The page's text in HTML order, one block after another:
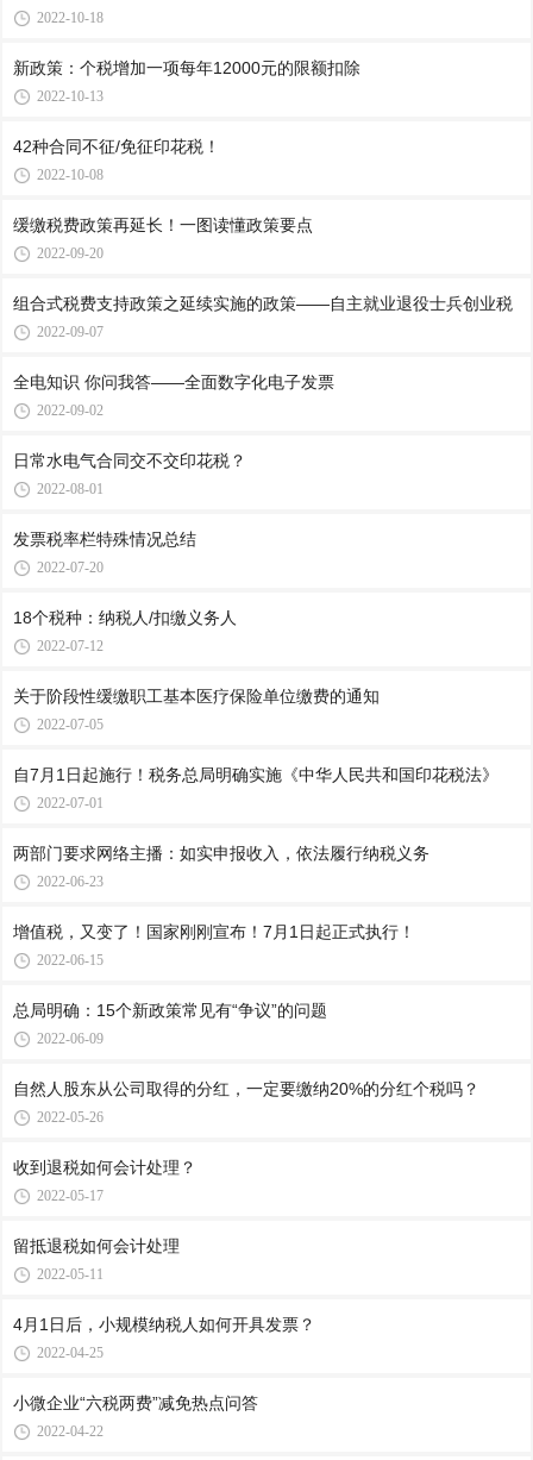
2022-10-18
新政策：个税增加一项每年12000元的限额扣除
2022-10-13
42种合同不征/免征印花税！
2022-10-08
缓缴税费政策再延长！一图读懂政策要点
2022-09-20
组合式税费支持政策之延续实施的政策——自主就业退役士兵创业税
2022-09-07
全电知识 你问我答——全面数字化电子发票
2022-09-02
日常水电气合同交不交印花税？
2022-08-01
发票税率栏特殊情况总结
2022-07-20
18个税种：纳税人/扣缴义务人
2022-07-12
关于阶段性缓缴职工基本医疗保险单位缴费的通知
2022-07-05
自7月1日起施行！税务总局明确实施《中华人民共和国印花税法》
2022-07-01
两部门要求网络主播：如实申报收入，依法履行纳税义务
2022-06-23
增值税，又变了！国家刚刚宣布！7月1日起正式执行！
2022-06-15
总局明确：15个新政策常见有“争议”的问题
2022-06-09
自然人股东从公司取得的分红，一定要缴纳20%的分红个税吗？
2022-05-26
收到退税如何会计处理？
2022-05-17
留抵退税如何会计处理
2022-05-11
4月1日后，小规模纳税人如何开具发票？
2022-04-25
小微企业“六税两费”减免热点问答
2022-04-22